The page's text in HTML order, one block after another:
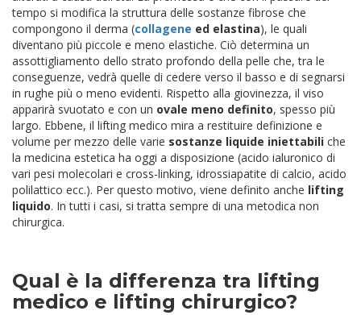
tempo si modifica la struttura delle sostanze fibrose che
compongono il derma (collagene ed elastina), le quali
diventano più piccole e meno elastiche. Ciò determina un
assottigliamento dello strato profondo della pelle che, tra le
conseguenze, vedrà quelle di cedere verso il basso e di segnarsi
in rughe più o meno evidenti. Rispetto alla giovinezza, il viso
apparirà svuotato e con un ovale meno definito, spesso più
largo. Ebbene, il lifting medico mira a restituire definizione e
volume per mezzo delle varie sostanze liquide iniettabili che
la medicina estetica ha oggi a disposizione (acido ialuronico di
vari pesi molecolari e cross-linking, idrossiapatite di calcio, acido
polilattico ecc.). Per questo motivo, viene definito anche lifting
liquido. In tutti i casi, si tratta sempre di una metodica non
chirurgica.
Qual è la differenza tra lifting
medico e lifting chirurgico?